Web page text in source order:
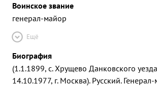
Воинское звание
генерал-майор
Ещё
Биография
(1.1.1899, с. Хрущево Данковского
14.10.1977, г. Москва). Русский.